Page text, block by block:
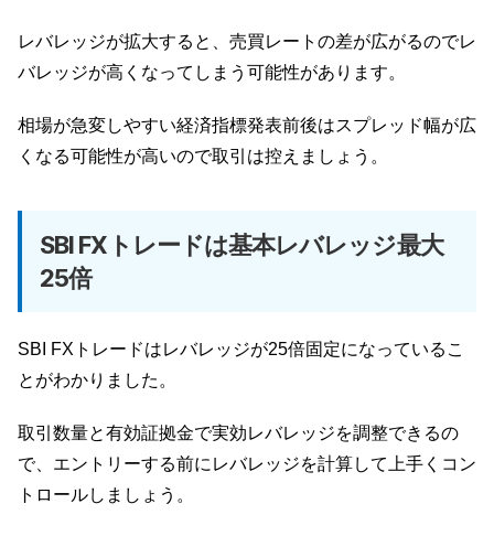
レバレッジが拡大すると、売買レートの差が広がるのでレ
バレッジが高くなってしまう可能性があります。
相場が急変しやすい経済指標発表前後はスプレッド幅が広
くなる可能性が高いので取引は控えましょう。
SBI FXトレードは基本レバレッジ最大
25倍
SBI FXトレードはレバレッジが25倍固定になっているこ
とがわかりました。
取引数量と有効証拠金で実効レバレッジを調整できるの
で、エントリーする前にレバレッジを計算して上手くコン
トロールしましょう。